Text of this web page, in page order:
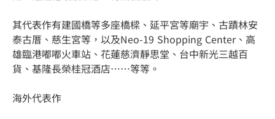
其代表作有建國橋等多座橋樑、延平宮等廟宇、古蹟林安
泰古厝、慈生宮等，以及Neo-19 Shopping Center、高
雄臨港嘟嘟火車站、花蓮慈濟靜思堂、台中新光三越百
貨、基隆長榮桂冠酒店……等等。
海外代表作